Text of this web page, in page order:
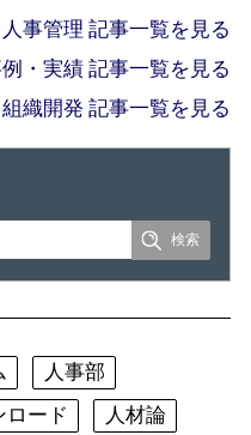
事管理 記事一覧を見る
・実績 記事一覧を見る
組織開発 記事一覧を見る
人事部
ロード 人材論